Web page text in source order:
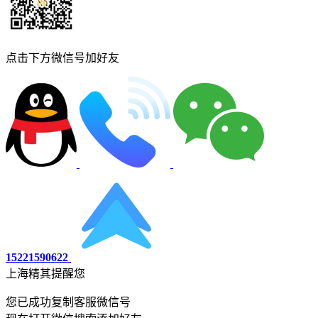
点击下方微信号加好友
15221590622
上海精其提醒您
您已成功复制客服微信号